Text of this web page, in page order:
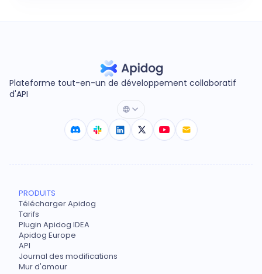
Plateforme tout-en-un de développement collaboratif
d'API
PRODUITS
Télécharger Apidog
Tarifs
Plugin Apidog IDEA
Apidog Europe
API
Journal des modifications
Mur d'amour